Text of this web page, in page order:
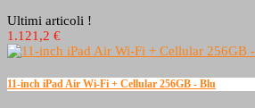
Ultimi articoli !
1.121,2 €
11-inch iPad Air Wi-Fi + Cellular 256GB - Blu